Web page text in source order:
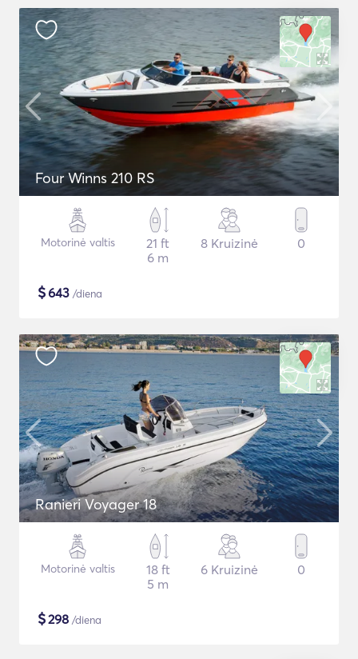
Four Winns 210 RS
Motorinė valtis
21 ft
6 m
8 Kruizinė 0
$643 /diena
Ranieri Voyager 18
Motorinė valtis
18 ft
5 m
6 Kruizinė 0
$298 /diena